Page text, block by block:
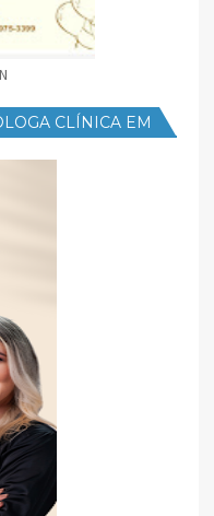
CLÍNICA EM